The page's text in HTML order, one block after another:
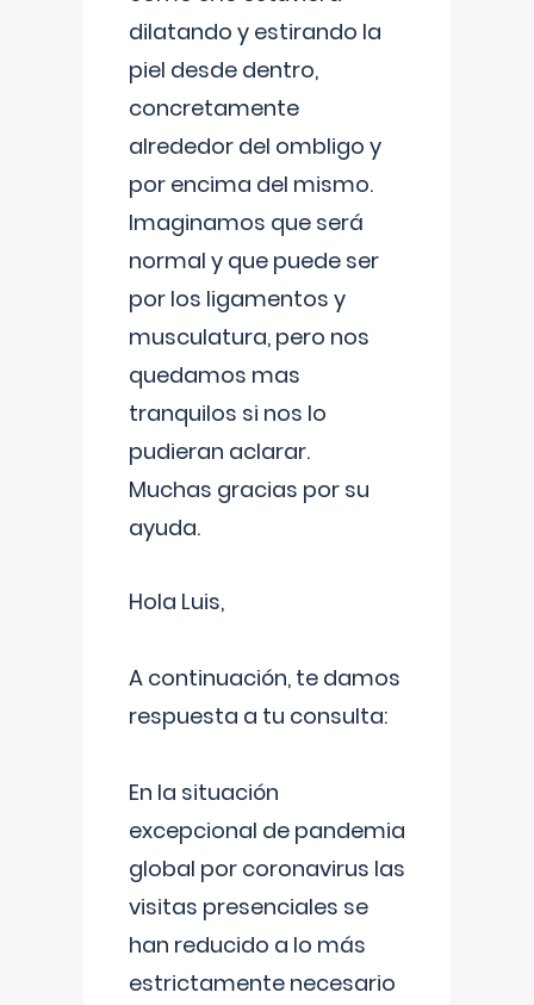
dilatando y estirando la
piel desde dentro,
concretamente
alrededor del ombligo y
por encima del mismo.
Imaginamos que será
normal y que puede ser
por los ligamentos y
musculatura, pero nos
quedamos mas
tranquilos si nos lo
pudieran aclarar.
Muchas gracias por su
ayuda.
Hola Luis,
A continuación, te damos
respuesta a tu consulta:
En la situación
excepcional de pandemia
global por coronavirus las
visitas presenciales se
han reducido a lo más
estrictamente necesario